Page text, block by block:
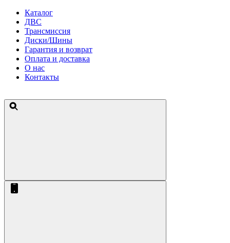
Каталог
ДВС
Трансмиссия
Диски/Шины
Гарантия и возврат
Оплата и доставка
О нас
Контакты